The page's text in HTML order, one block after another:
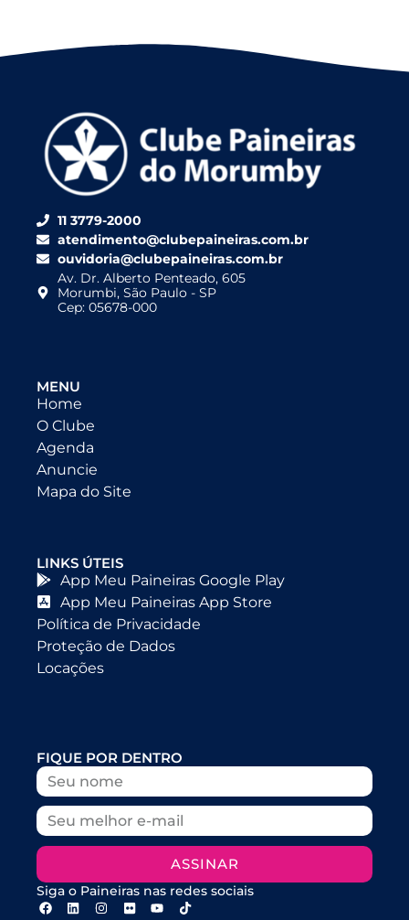
11 3779-2000
atendimento@clubepaineiras.com.br
ouvidoria@clubepaineiras.com.br
Av. Dr. Alberto Penteado, 605
Morumbi, São Paulo - SP
Cep: 05678-000
MENU
Home
O Clube
Agenda
Anuncie
Mapa do Site
LINKS ÚTEIS
App Meu Paineiras Google Play
App Meu Paineiras App Store
Política de Privacidade
Proteção de Dados
Locações
FIQUE POR DENTRO
ASSINAR
Siga o Paineiras nas redes sociais